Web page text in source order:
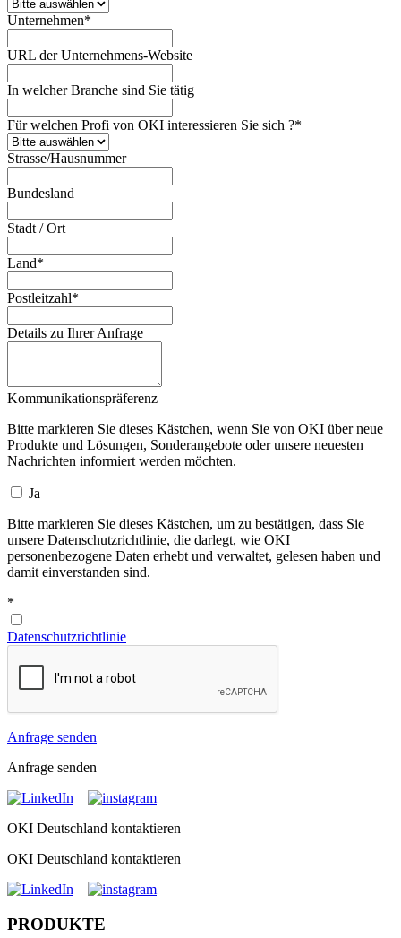
Unternehmen*
URL der Unternehmens-Website
In welcher Branche sind Sie tätig
Für welchen Profi von OKI interessieren Sie sich ?*
Strasse/Hausnummer
Bundesland
Stadt / Ort
Land*
Postleitzahl*
Details zu Ihrer Anfrage
Kommunikationspräferenz
Bitte markieren Sie dieses Kästchen, wenn Sie von OKI über neue
Produkte und Lösungen, Sonderangebote oder unsere neuesten
Nachrichten informiert werden möchten.
Ja
Bitte markieren Sie dieses Kästchen, um zu bestätigen, dass Sie
unsere Datenschutzrichtlinie, die darlegt, wie OKI
personenbezogene Daten erhebt und verwaltet, gelesen haben und
damit einverstanden sind.
*
Datenschutzrichtlinie
Anfrage senden
Anfrage senden
OKI Deutschland kontaktieren
OKI Deutschland kontaktieren
PRODUKTE